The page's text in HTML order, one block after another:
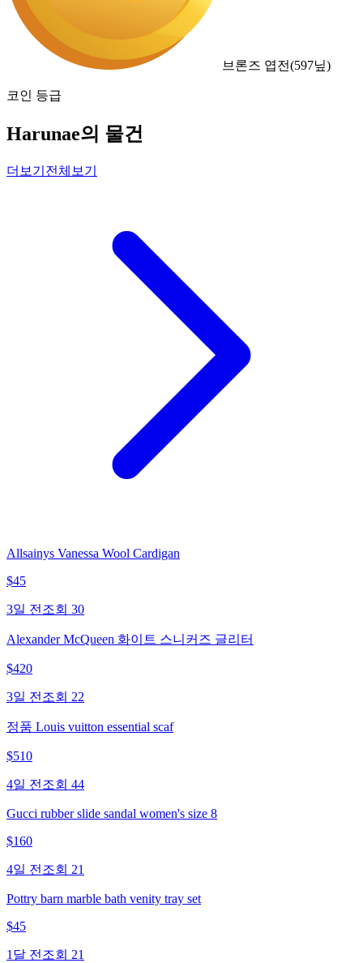
브론즈 엽전(597닢)
코인 등급
Harunae의 물건
더보기 전체보기
Allsainys Vanessa Wool Cardigan
$45
3일 전 조회 30
Alexander McQueen 화이트 스니커즈 글리터
$420
3일 전 조회 22
정품 Louis vuitton essential scaf
$510
4일 전 조회 44
Gucci rubber slide sandal women's size 8
$160
4일 전 조회 21
Pottry barn marble bath venity tray set
$45
1달 전 조회 21